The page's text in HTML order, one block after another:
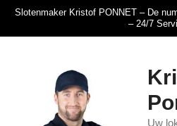
Slotenmaker Kristof PONNET – De
– 24/7
Uw